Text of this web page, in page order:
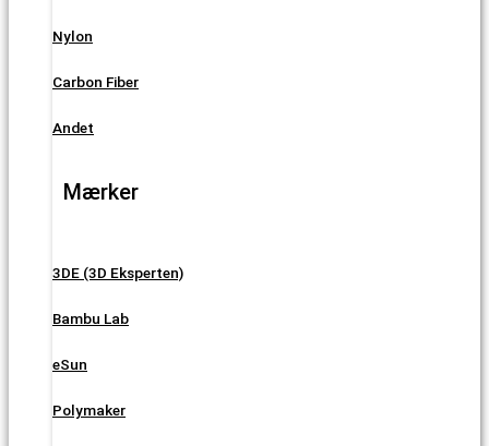
Nylon
Carbon Fiber
Andet
Mærker
3DE (3D Eksperten)
Bambu Lab
eSun
Polymaker